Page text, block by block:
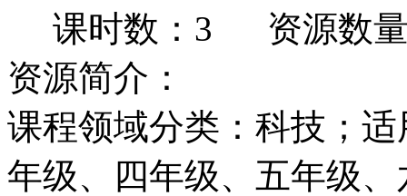
课时数：3
资源数
资源简介：
课程领域分类：科技；
年级、四年级、五年级